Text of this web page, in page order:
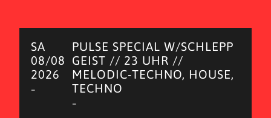
SA
08/08
2026
–
PULSE SPECIAL W/SCHLEPP
GEIST // 23 UHR //
MELODIC-TECHNO, HOUSE,
TECHNO
–